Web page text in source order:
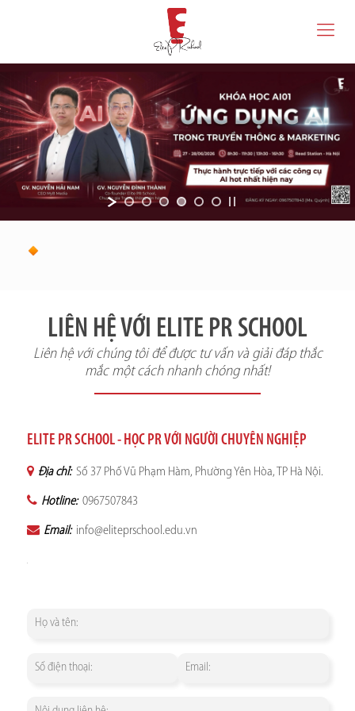
LIÊN HỆ VỚI ELITE PR SCHOOL
Liên hệ với chúng tôi để được tư vấn và giải đáp thắc
mắc một cách nhanh chóng nhất!
ELITE PR SCHOOL - HỌC PR VỚI NGƯỜI CHUYÊN NGHIỆP
Địa chỉ: Số 37 Phố Vũ Phạm Hàm, Phường Yên Hòa, TP Hà Nội.
Hotline: 0967507843
Email: info@eliteprschool.edu.vn